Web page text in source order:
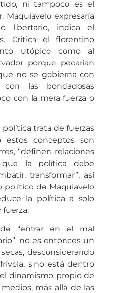
ni tampoco es el
Maquiavelo expresaría
libertario, indica el
Critica el florentino
utópico como al
porque pecarían
no se gobierna con
con las bondadosas
con la mera fuerza o
trata de fuerzas
estos conceptos son
“definen relaciones
que la política debe
transformar”, así
político de Maquiavelo
la política a solo
fuerza.
“entrar en el mal
no es entonces un
desconsiderando
sino está dentro
dinamismo propio de
más allá de las